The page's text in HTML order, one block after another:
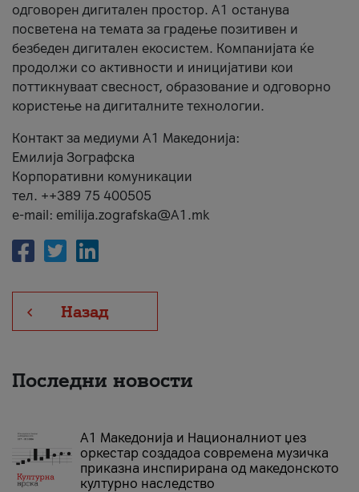
одговорен дигитален простор. А1 останува
посветена на темата за градење позитивен и
безбеден дигитален екосистем. Компанијата ќе
продолжи со активности и иницијативи кои
поттикнуваат свесност, образование и одговорно
користење на дигиталните технологии.
Контакт за медиуми А1 Македонија:
Емилија Зографска
Корпоративни комуникации
тел. ++389 75 400505
e-mail: emilija.zografska@A1.mk
Назад
Последни новости
А1 Македонија и Националниот џез
оркестар создадоа современа музичка
приказна инспирирана од македонското
културно наследство